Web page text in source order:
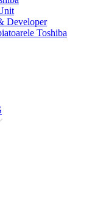
Developer
Toshiba